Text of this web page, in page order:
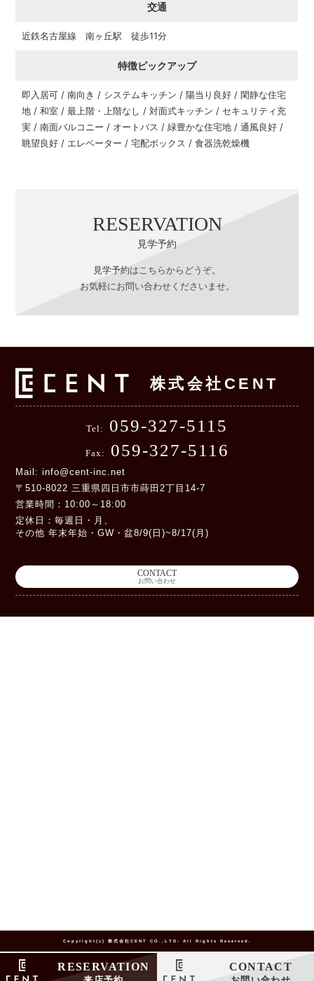
交通
近鉄名古屋線 南ヶ丘駅 徒歩11分
特徴ピックアップ
即入居可 / 南向き / システムキッチン / 陽当り良好 / 閑静な住宅
地 / 和室 / 最上階・上階なし / 対面式キッチン / セキュリティ充
実 / 南面バルコニー / オートバス / 緑豊かな住宅地 / 通風良好 /
眺望良好 / エレベーター / 宅配ボックス / 食器洗乾燥機
RESERVATION
見学予約
見学予約はこちらからどうぞ。
お気軽にお問い合わせくださいませ。
RESERVATION CONTACT
株式会社CENT
Tel: 059-327-5115
Fax: 059-327-5116
Mail: info@cent-inc.net
〒510-8022 三重県四日市市蒔田2丁目14-7
営業時間：10:00～18:00
定休日：毎週日・月、
その他 年末年始・GW・盆8/9(日)~8/17(月)
CONTACT
お問い合わせ
Copyright(c) 株式会社CENT CO.,LTD- All Rights Reserved.